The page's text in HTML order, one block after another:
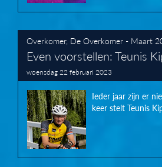
Overkomer, De Overkomer - Maart
Even voorstellen: Teunis
woensdag 22 februari 2023
Ieder jaar zijn er
keer stelt Teunis